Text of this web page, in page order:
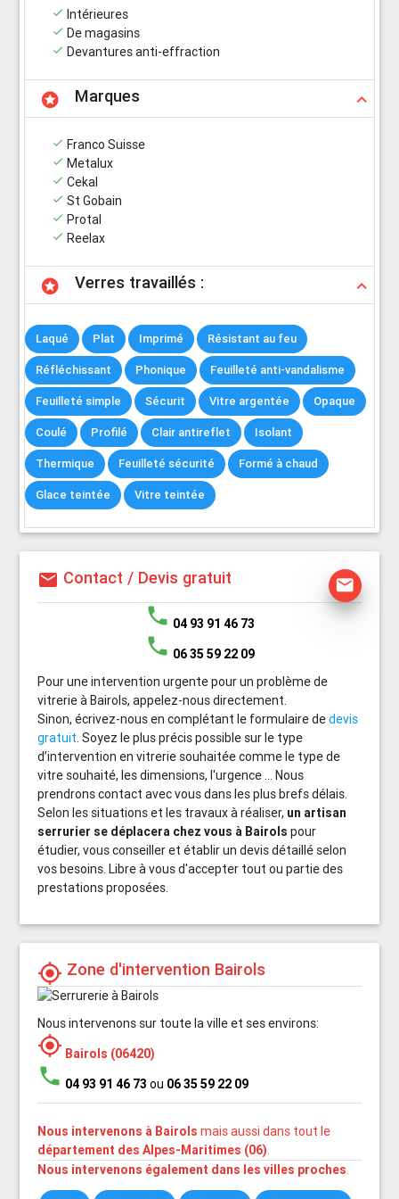
done Intérieures
done De magasins
done Devantures anti-effraction
stars keyboard_arrow_up
Marques
done Franco Suisse
done Metalux
done Cekal
done St Gobain
done Protal
done Reelax
stars keyboard_arrow_up
Verres travaillés :
Laqué Plat Imprimé Résistant au feu
Réfléchissant Phonique Feuilleté anti-vandalisme
Feuilleté simple Sécurit Vitre argentée Opaque
Coulé Profilé Clair antireflet Isolant
Thermique Feuilleté sécurité Formé à chaud
Glace teintée Vitre teintée
mail Contact / Devis gratuit mail
phone 04 93 91 46 73
phone 06 35 59 22 09
Pour une intervention urgente pour un problème de
vitrerie à Bairols, appelez-nous directement.
Sinon, écrivez-nous en complétant le formulaire dedevis
gratuit. Soyez le plus précis possible sur le type
d’intervention en vitrerie souhaitée comme le type de
vitre souhaité, les dimensions, l'urgence ... Nous
prendrons contact avec vous dans les plus brefs délais.
Selon les situations et les travaux à réaliser, un artisan
serrurier se déplacera chez vous à Bairols pour
étudier, vous conseiller et établir un devis détaillé selon
vos besoins. Libre à vous d'accepter tout ou partie des
prestations proposées.
my_location Zone d'intervention Bairols
Nous intervenons sur toute la ville et ses environs:
my_location Bairols (06420)
phone 04 93 91 46 73 ou 06 35 59 22 09
Nous intervenons à Bairols mais aussi dans tout le
département des Alpes-Maritimes (06).
Nous intervenons également dans les villes proches.